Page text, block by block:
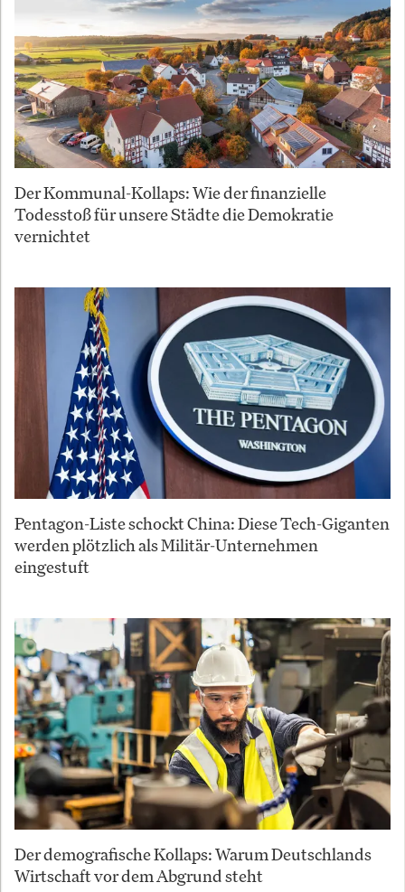
Der Kommunal-Kollaps: Wie der finanzielle
Todesstoß für unsere Städte die Demokratie
vernichtet
Pentagon-Liste schockt China: Diese Tech-Giganten
werden plötzlich als Militär-Unternehmen
eingestuft
Der demografische Kollaps: Warum Deutschlands
Wirtschaft vor dem Abgrund steht